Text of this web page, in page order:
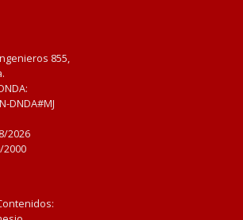
855,
DNDA#MJ
2026
2000